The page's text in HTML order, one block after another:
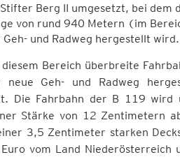
Berg II umgesetzt, bei dem
von rund 940 Metern (im
und Radweg hergestellt wird.
Bereich überbreite
Geh- und Radweg
Die Fahrbahn der B 119 wird
Stärke von 12 Zentimetern
3,5 Zentimeter starken
vom Land Niederösterreich